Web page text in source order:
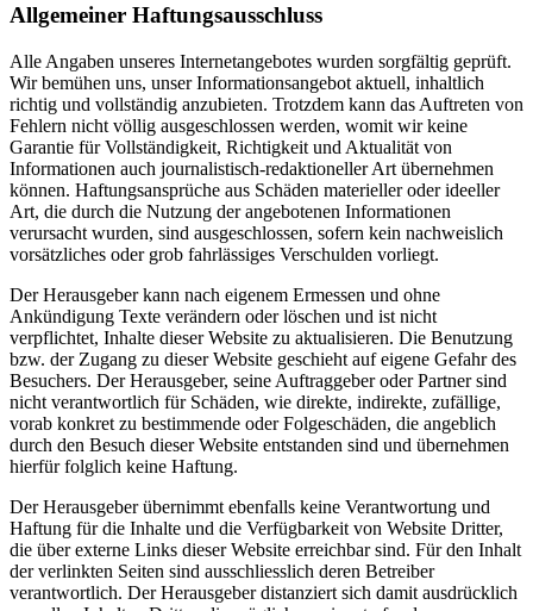
Allgemeiner Haftungsausschluss
Alle Angaben unseres Internetangebotes wurden sorgfältig geprüft.
Wir bemühen uns, unser Informationsangebot aktuell, inhaltlich
richtig und vollständig anzubieten. Trotzdem kann das Auftreten von
Fehlern nicht völlig ausgeschlossen werden, womit wir keine
Garantie für Vollständigkeit, Richtigkeit und Aktualität von
Informationen auch journalistisch-redaktioneller Art übernehmen
können. Haftungsansprüche aus Schäden materieller oder ideeller
Art, die durch die Nutzung der angebotenen Informationen
verursacht wurden, sind ausgeschlossen, sofern kein nachweislich
vorsätzliches oder grob fahrlässiges Verschulden vorliegt.
Der Herausgeber kann nach eigenem Ermessen und ohne
Ankündigung Texte verändern oder löschen und ist nicht
verpflichtet, Inhalte dieser Website zu aktualisieren. Die Benutzung
bzw. der Zugang zu dieser Website geschieht auf eigene Gefahr des
Besuchers. Der Herausgeber, seine Auftraggeber oder Partner sind
nicht verantwortlich für Schäden, wie direkte, indirekte, zufällige,
vorab konkret zu bestimmende oder Folgeschäden, die angeblich
durch den Besuch dieser Website entstanden sind und übernehmen
hierfür folglich keine Haftung.
Der Herausgeber übernimmt ebenfalls keine Verantwortung und
Haftung für die Inhalte und die Verfügbarkeit von Website Dritter,
die über externe Links dieser Website erreichbar sind. Für den Inhalt
der verlinkten Seiten sind ausschliesslich deren Betreiber
verantwortlich. Der Herausgeber distanziert sich damit ausdrücklich